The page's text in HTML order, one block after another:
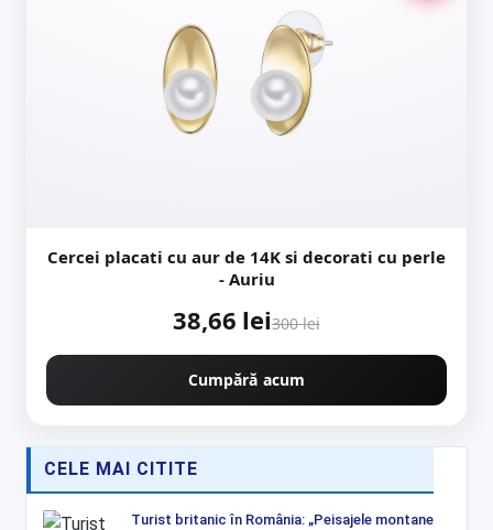
Cercei placati cu aur de 14K si decorati cu perle
- Auriu
38,66 lei300 lei
Cumpără acum
CELE MAI CITITE
Turist britanic în România: „Peisajele montane